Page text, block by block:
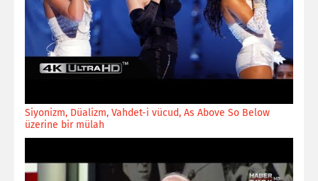
Siyonizm, Düalizm, Vahdet-i vücud, As Above So Below
üzerine bir mülah